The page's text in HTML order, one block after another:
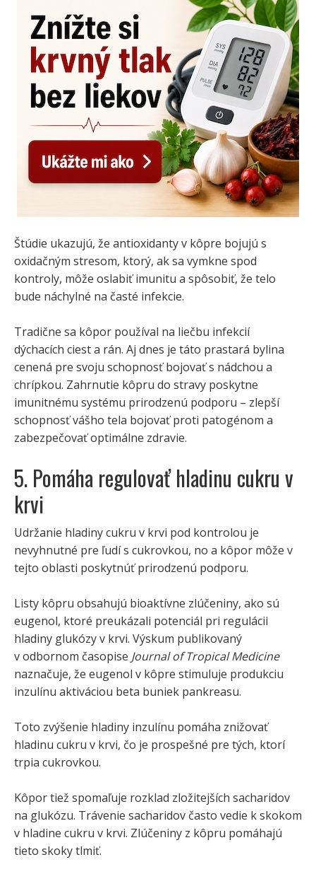
Štúdie ukazujú, že antioxidanty v kôpre bojujú s
oxidačným stresom, ktorý, ak sa vymkne spod
kontroly, môže oslabiť imunitu a spôsobiť, že telo
bude náchylné na časté infekcie.
Tradične sa kôpor používal na liečbu infekcií
dýchacích ciest a rán. Aj dnes je táto prastará bylina
cenená pre svoju schopnosť bojovať s nádchou a
chrípkou. Zahrnutie kôpru do stravy poskytne
imunitnému systému prirodzenú podporu – zlepší
schopnosť vášho tela bojovať proti patogénom a
zabezpečovať optimálne zdravie.
5. Pomáha regulovať hladinu cukru v
krvi
Udržanie hladiny cukru v krvi pod kontrolou je
nevyhnutné pre ľudí s cukrovkou, no a kôpor môže v
tejto oblasti poskytnúť prirodzenú podporu.
Listy kôpru obsahujú bioaktívne zlúčeniny, ako sú
eugenol, ktoré preukázali potenciál pri regulácii
hladiny glukózy v krvi. Výskum publikovaný
v odbornom časopise Journal of Tropical Medicine
naznačuje, že eugenol v kôpre stimuluje produkciu
inzulínu aktiváciou beta buniek pankreasu.
Toto zvýšenie hladiny inzulínu pomáha znižovať
hladinu cukru v krvi, čo je prospešné pre tých, ktorí
trpia cukrovkou.
Kôpor tiež spomaľuje rozklad zložitejších sacharidov
na glukózu. Trávenie sacharidov často vedie k skokom
v hladine cukru v krvi. Zlúčeniny z kôpru pomáhajú
tieto skoky tlmiť.